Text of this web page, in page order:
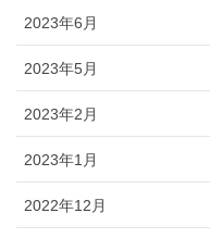
2023年6月
2023年5月
2023年2月
2023年1月
2022年12月